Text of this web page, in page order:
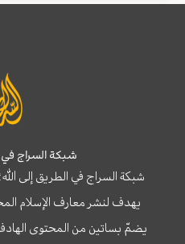
شبكة السراج في
شبكة السراج في الطريق إلى
يهدف لنشر معارف الإسلام
يضمّ بساتين من المحتوى